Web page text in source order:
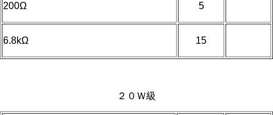
200Ω 5
6.8kΩ 15
２０Ｗ級